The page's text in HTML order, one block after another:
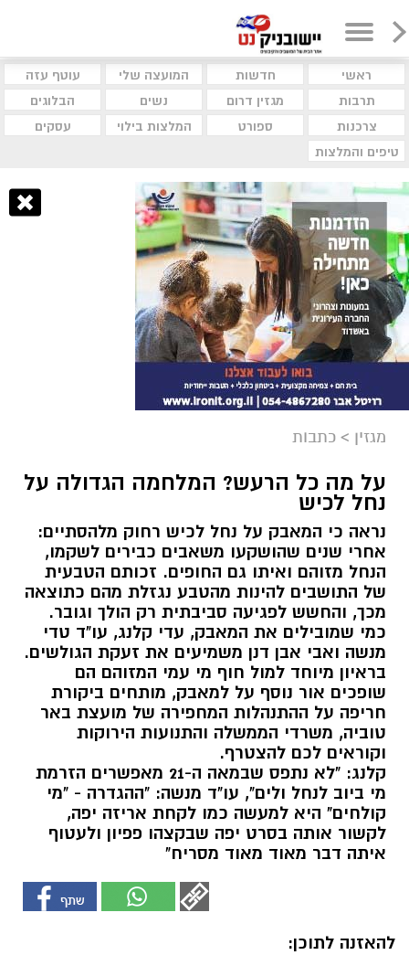
ראשי חדשות המועצה שלי
עוטף עזה
תרבות
מגזין דרום נשים
הבלוגים
צרכנות
ספורט המלצות בילוי
עסקים
טיפים והמלצות
מגזין > כתבות
על מה כל הרעש? המלחמה הגדולה על
נחל לכיש
נראה כי המאבק על נחל לכיש רחוק מלהסתיים:
אחרי שנים שהושקעו משאבים כבירים לשקמו,
הנחל מזוהם ואיתו גם החופים. זכותם הטבעית
של התושבים להינות מהטבע נגזלת מהם כתוצאה
מכך, והחשש לפגיעה סביבתית רק הולך וגובר.
כמי שמובילים את המאבק, עדי קלנג, עו"ד טדי
מנשה ואבי אבן דנן משמיעים את זעקת הגולשים.
בראיון מיוחד למול חוף מי עמי המזוהם הם
שופכים אור נוסף על למאבק, מותחים ביקורת
חריפה על ההתנהלות המחפירה של מועצת באר
טוביה, משרדי הממשלה והתנועות הירוקות
וקוראים לכם להצטרף.
קלנג: "לא נתפס שבמאה ה-21 מאפשרים הזרמת
מי ביוב לנחל ולים", עו"ד מנשה: "ההגדרה - "מי
קולחים" היא למעשה כמו לקחת אריזה יפה,
לקשור אותה בסרט יפה שבקצהו פפיון ולעטוף
איתה דבר מאוד מאוד מסריח"
להאזנה לתוכן: